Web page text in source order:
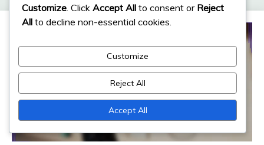
Customize . Click Accept All to consent or Reject
All to decline non-essential cookies.
Customize
Reject All
Accept All